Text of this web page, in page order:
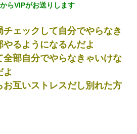
、ゲームで盛り上がってさぁ寝よう！
音が…彼「ちょっと待ってて」→勢い
…
逃げてきた。どう扱ったらいいのかわ
たら血縁関係0%だった。旦那「やっぱ
男「俺は誰の子供なの？」長女・次
らVIPがお送りします
ェックして自分でやらなき
るようになるんだよ
全部自分でやらなきゃいけな
よ
お互いストレスだし別れた方